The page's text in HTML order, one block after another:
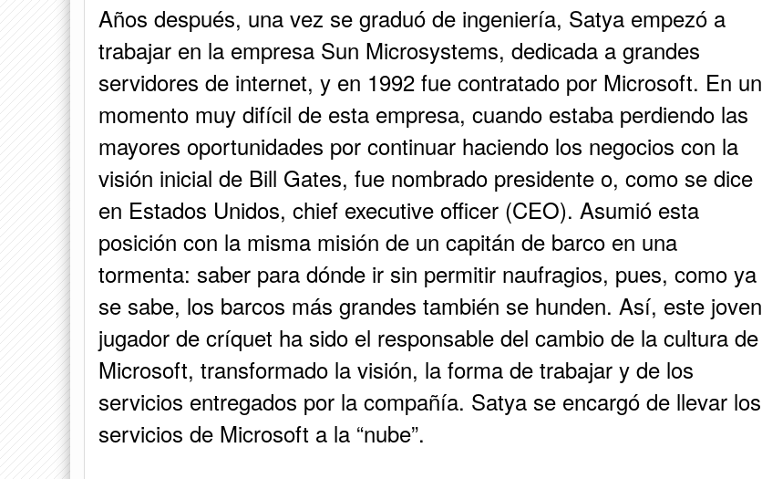
Años después, una vez se graduó de ingeniería, Satya empezó a
trabajar en la empresa Sun Microsystems, dedicada a grandes
servidores de internet, y en 1992 fue contratado por Microsoft. En un
momento muy difícil de esta empresa, cuando estaba perdiendo las
mayores oportunidades por continuar haciendo los negocios con la
visión inicial de Bill Gates, fue nombrado presidente o, como se dice
en Estados Unidos, chief executive officer (CEO). Asumió esta
posición con la misma misión de un capitán de barco en una
tormenta: saber para dónde ir sin permitir naufragios, pues, como ya
se sabe, los barcos más grandes también se hunden. Así, este joven
jugador de críquet ha sido el responsable del cambio de la cultura de
Microsoft, transformado la visión, la forma de trabajar y de los
servicios entregados por la compañía. Satya se encargó de llevar los
servicios de Microsoft a la “nube”.